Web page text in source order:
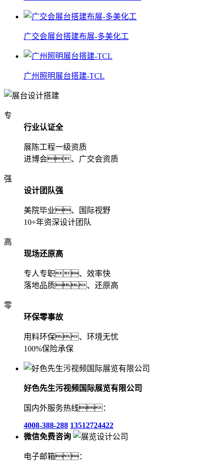
广交会展台搭建布展-多美化工
广州照明展台搭建-TCL
专
行业认证全
展陈工程一级资质
进博会、广交会资质
强
设计团队强
美院毕业、国际视野
10+年资深设计团队
高
现场还原高
专人专职、效率快
落地品质、还原高
零
环保零事故
用料环保、环境无忧
100%保险承保
好色先生污视频国际展览有限公司
国内外服务热线：
4008-388-288 13512724422
微信免费咨询
电子邮箱：